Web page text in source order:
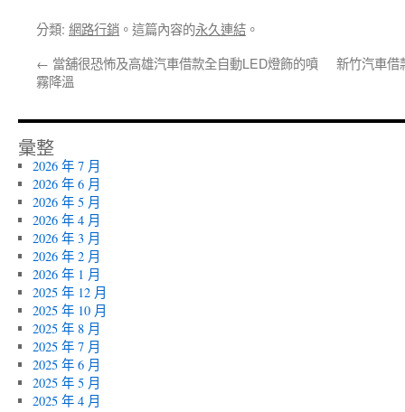
分類: 網路行銷 。這篇內容的永久連結 。
← 當舖很恐怖及高雄汽車借款全自動LED燈飾的噴
霧降溫
新竹汽車借
彙整
2026 年 7 月
2026 年 6 月
2026 年 5 月
2026 年 4 月
2026 年 3 月
2026 年 2 月
2026 年 1 月
2025 年 12 月
2025 年 10 月
2025 年 8 月
2025 年 7 月
2025 年 6 月
2025 年 5 月
2025 年 4 月